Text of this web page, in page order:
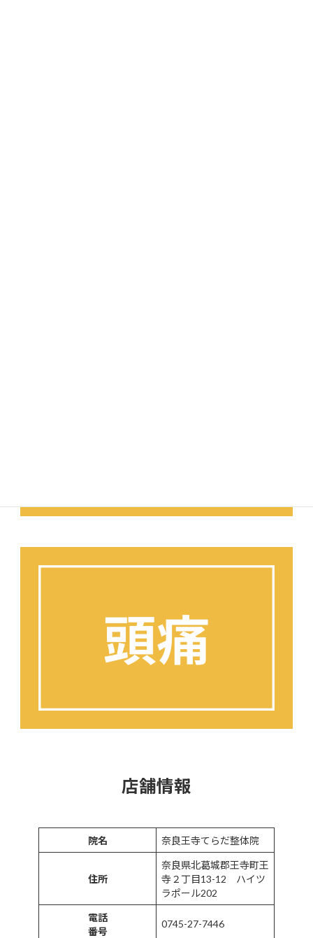
店舗情報
院名 奈良王寺てらだ整体院
住所
奈良県北葛城郡王寺町王
寺２丁目13-12 ハイツ
ラポール202
電話
番号
0745-27-7446